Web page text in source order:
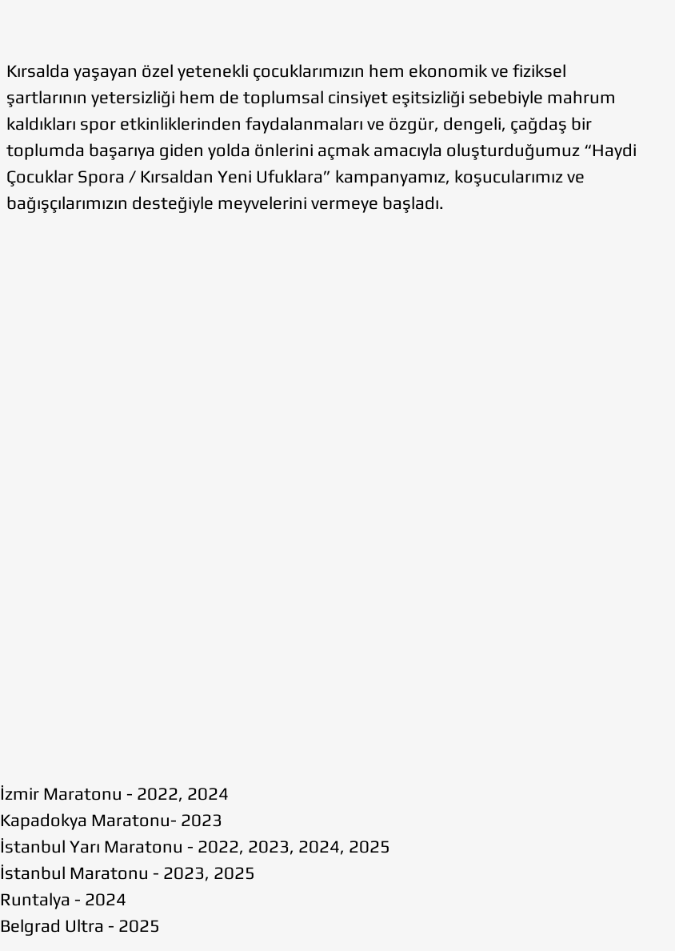
Kırsalda yaşayan özel yetenekli çocuklarımızın hem ekonomik ve fiziksel
şartlarının yetersizliği hem de toplumsal cinsiyet eşitsizliği sebebiyle mahrum
kaldıkları spor etkinliklerinden faydalanmaları ve özgür, dengeli, çağdaş bir
toplumda başarıya giden yolda önlerini açmak amacıyla oluşturduğumuz “Haydi
Çocuklar Spora / Kırsaldan Yeni Ufuklara” kampanyamız, koşucularımız ve
bağışçılarımızın desteğiyle meyvelerini vermeye başladı.
İzmir Maratonu - 2022, 2024
Kapadokya Maratonu- 2023
İstanbul Yarı Maratonu - 2022, 2023, 2024, 2025
İstanbul Maratonu - 2023, 2025
Runtalya - 2024
Belgrad Ultra - 2025